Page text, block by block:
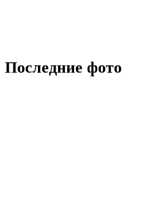
Последние фото